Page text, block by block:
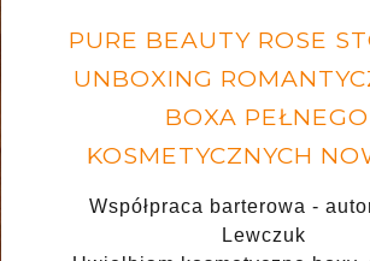
PURE BEAUTY ROSE
UNBOXING
BOXA PEŁNEGO
KOSMETYCZNYCH
Współpraca barterowa -
Lewczuk